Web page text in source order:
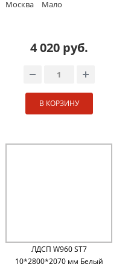
Москва Мало
4 020 руб.
В КОРЗИНУ
ЛДСП W960 ST7
10*2800*2070 мм Белый